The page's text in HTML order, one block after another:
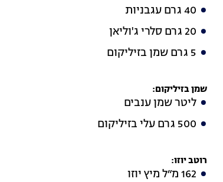
40 גרם עגבניות
20 גרם סלרי ג'וליאן
5 גרם שמן בזיליקום
שמן בזיליקום:
ליטר שמן ענבים
500 גרם עלי בזיליקום
רוטב יוזו:
162 מ״ל מיץ יוזו